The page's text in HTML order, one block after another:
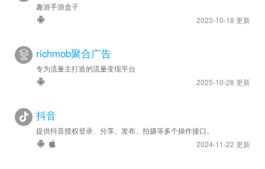
趣游手游盒子
2023-10-18 更新
richmob聚合广告
专为流量主打造的流量变现平台
2025-10-28 更新
抖音
提供抖音授权登录、分享、发布、拍摄等多个操作接口。
2024-11-22 更新